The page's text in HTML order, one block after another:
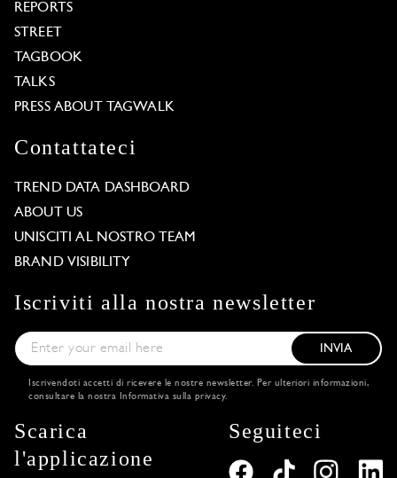
REPORTS
STREET
TAGBOOK
TALKS
PRESS ABOUT TAGWALK
Contattateci
TREND DATA DASHBOARD
ABOUT US
UNISCITI AL NOSTRO TEAM
BRAND VISIBILITY
Iscriviti alla nostra newsletter
INVIA
Iscrivendoti accetti di ricevere le nostre newsletter. Per ulteriori informazioni,
consultare la nostra
Informativa sulla privacy.
Scarica
l'applicazione
Seguiteci